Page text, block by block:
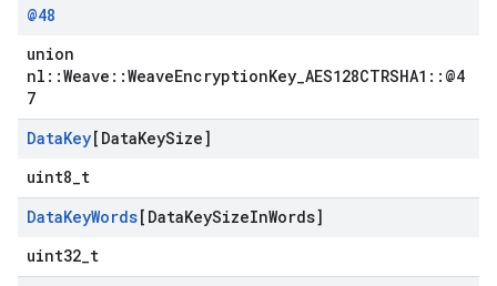
@48
union
nl::Weave::WeaveEncryptionKey_AES128CTRSHA1::@4
7
DataKey[DataKeySize]
uint8_t
DataKeyWords[DataKeySizeInWords]
uint32_t